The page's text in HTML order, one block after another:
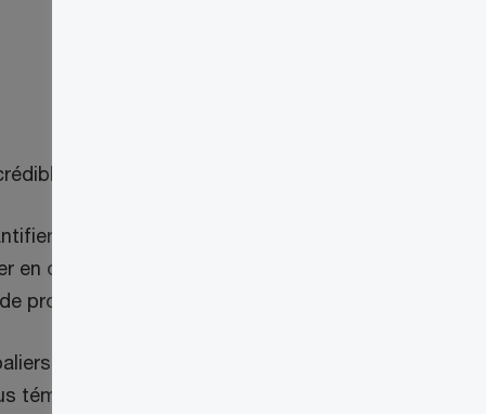
des dommages.
les dommages économiques et à
qualité d’expert quant à la perte de
profits, etc.
de l'appareil judiciaire du Canada
en qualité d’expert quant à